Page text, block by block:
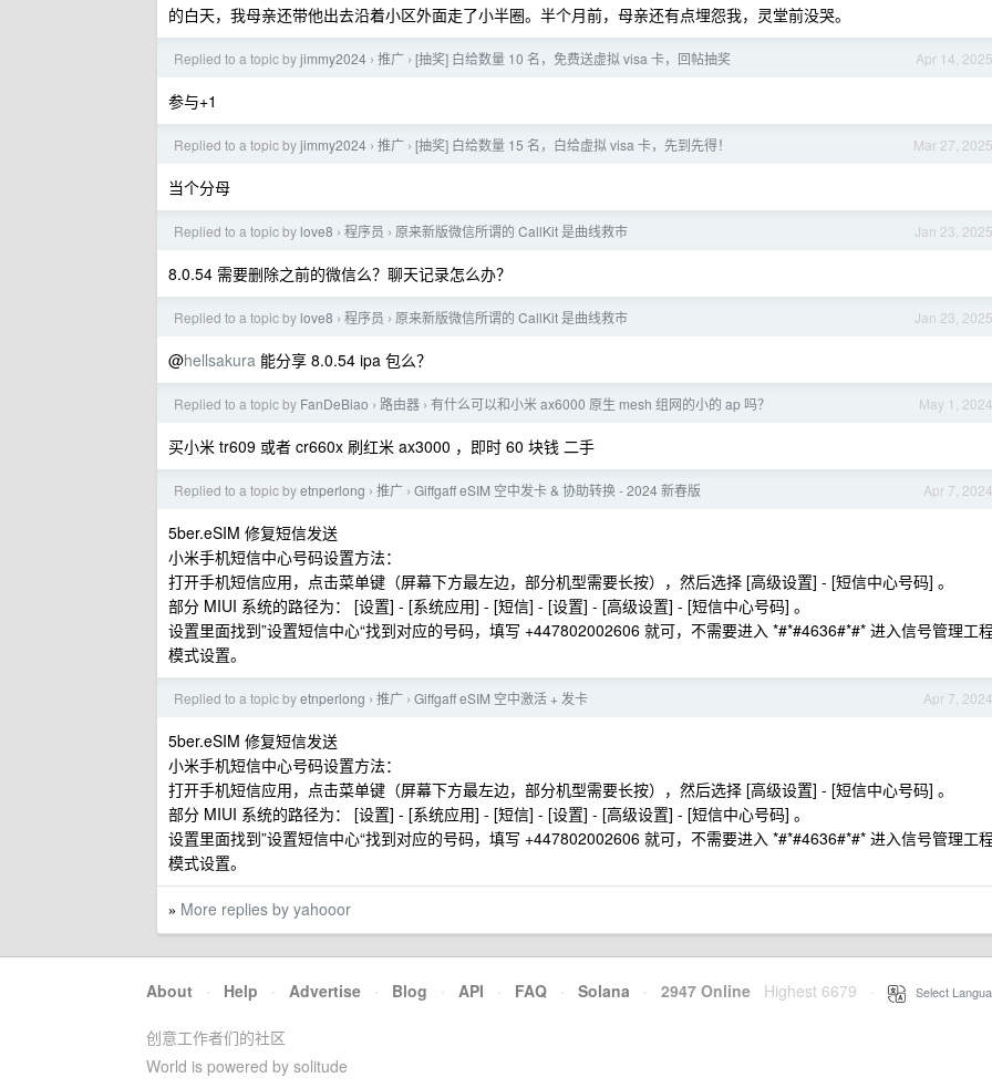
的白天，我母亲还带他出去沿着小区外面走了小半圈。半个月前，母亲还有点埋怨我，灵堂前没哭。
Apr 14, 2025
Replied to a topic byjimmy2024 › 推广 › [抽奖] 白给数量 10 名，免费送虚拟 visa 卡，回帖抽奖
参与+1
Mar 27, 2025
Replied to a topic byjimmy2024 › 推广 › [抽奖] 白给数量 15 名，白给虚拟 visa 卡，先到先得！
当个分母
Jan 23, 2025
Replied to a topic by love8 › 程序员 › 原来新版微信所谓的 CallKit 是曲线救市
8.0.54 需要删除之前的微信么？聊天记录怎么办？
Jan 23, 2025
Replied to a topic by love8 › 程序员 › 原来新版微信所谓的 CallKit 是曲线救市
@hellsakura 能分享 8.0.54 ipa 包么？
May 1, 2024
Replied to a topic by FanDeBiao › 路由器 › 有什么可以和小米 ax6000 原生 mesh 组网的小的 ap 吗？
买小米 tr609 或者 cr660x 刷红米 ax3000 ，即时 60 块钱 二手
Apr 7, 2024
Replied to a topic byetnperlong › 推广 › Giffgaff eSIM 空中发卡 & 协助转换 - 2024 新春版
5ber.eSIM 修复短信发送
小米手机短信中心号码设置方法：
打开手机短信应用，点击菜单键（屏幕下方最左边，部分机型需要长按），然后选择 [高级设置] - [短信中心号码] 。
部分 MIUI 系统的路径为： [设置] - [系统应用] - [短信] - [设置] - [高级设置] - [短信中心号码] 。
设置里面找到”设置短信中心“找到对应的号码，填写 +447802002606 就可，不需要进入 *#*#4636#*#* 进入信号管理工
模式设置。
Apr 7, 2024
Replied to a topic byetnperlong › 推广 › Giffgaff eSIM 空中激活 + 发卡
5ber.eSIM 修复短信发送
小米手机短信中心号码设置方法：
打开手机短信应用，点击菜单键（屏幕下方最左边，部分机型需要长按），然后选择 [高级设置] - [短信中心号码] 。
部分 MIUI 系统的路径为： [设置] - [系统应用] - [短信] - [设置] - [高级设置] - [短信中心号码] 。
设置里面找到”设置短信中心“找到对应的号码，填写 +447802002606 就可，不需要进入 *#*#4636#*#* 进入信号管理工
模式设置。
» More replies by yahooor
About · Help · Advertise · Blog · API · FAQ · Solana · 2947 Online Highest 6679 Select
创意工作者们的社区
World is powered by solitude